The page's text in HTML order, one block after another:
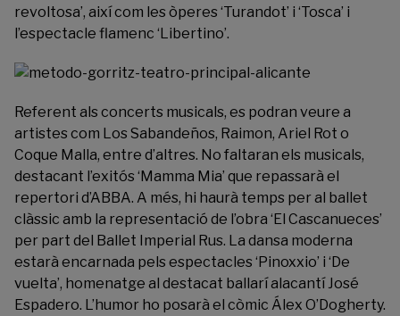
revoltosa’, així com les òperes ‘Turandot’ i ‘Tosca’ i
l’espectacle flamenc ‘Libertino’.
Referent als concerts musicals, es podran veure a
artistes com Los Sabandeños, Raimon, Ariel Rot o
Coque Malla, entre d’altres. No faltaran els musicals,
destacant l’exitós ‘Mamma Mia’ que repassarà el
repertori d’ABBA. A més, hi haurà temps per al ballet
clàssic amb la representació de l’obra ‘El Cascanueces’
per part del Ballet Imperial Rus. La dansa moderna
estarà encarnada pels espectacles ‘Pinoxxio’ i ‘De
vuelta’, homenatge al destacat ballarí alacantí José
Espadero. L’humor ho posarà el còmic Álex O’Dogherty.